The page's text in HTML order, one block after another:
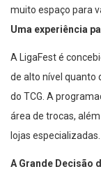
muito espaço para
Uma experiência
A LigaFest é
de alto nível quanto
do TCG. A
área de trocas,
lojas
A Grande Decisão